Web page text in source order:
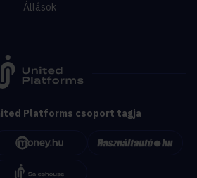
Állások
Platforms csoport tagja